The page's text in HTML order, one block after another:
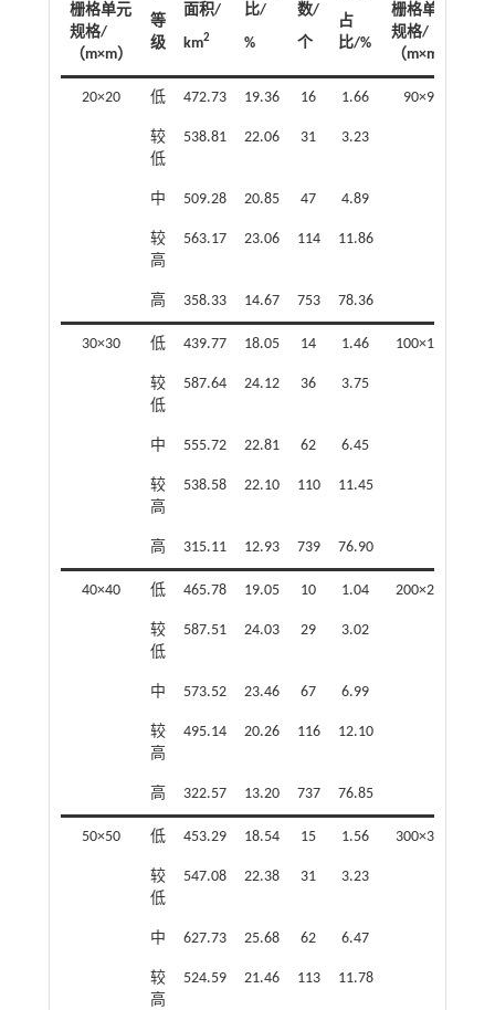
栅格单元
规格/
（m×m）
等
级
面积/
km2
比/
%
数/
个
占
比/%
栅格单元
规格/
（m×m）
20×20 低 472.73 19.36 16 1.66 90×90
较
低
538.81 22.06 31 3.23
中 509.28 20.85 47 4.89
较
高
563.17 23.06 114 11.86
高 358.33 14.67 753 78.36
30×30 低 439.77 18.05 14 1.46 100×100
较
低
587.64 24.12 36 3.75
中 555.72 22.81 62 6.45
较
高
538.58 22.10 110 11.45
高 315.11 12.93 739 76.90
40×40 低 465.78 19.05 10 1.04 200×200
较
低
587.51 24.03 29 3.02
中 573.52 23.46 67 6.99
较
高
495.14 20.26 116 12.10
高 322.57 13.20 737 76.85
50×50 低 453.29 18.54 15 1.56 300×300
较
低
547.08 22.38 31 3.23
中 627.73 25.68 62 6.47
较
高
524.59 21.46 113 11.78